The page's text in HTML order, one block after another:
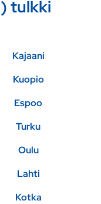
tulkki
Kajaani
Kuopio
Espoo
Turku
Oulu
Lahti
Kotka